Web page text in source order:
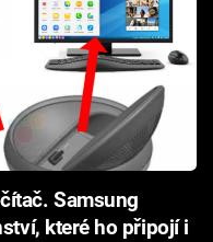
Samsung
které ho připojí i